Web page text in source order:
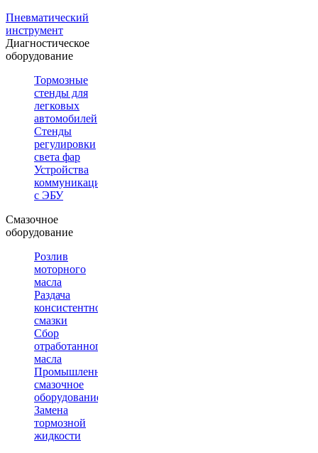
Пневматический
инструмент
Диагностическое
оборудование
Тормозные
стенды для
легковых
автомобилей
Стенды
регулировки
света фар
Устройства
коммуникации
с ЭБУ
Смазочное
оборудование
Розлив
моторного
масла
Раздача
консистентной
смазки
Сбор
отработанного
масла
Промышленное
смазочное
оборудование
Замена
тормозной
жидкости